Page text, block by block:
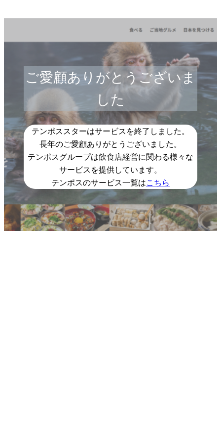
ご愛顧ありがとうございま
した
テンポススターはサービスを終了しました。
長年のご愛顧ありがとうございました。
テンポスグループは飲食店経営に関わる様々な
サービスを提供しています。
テンポスのサービス一覧はこちら